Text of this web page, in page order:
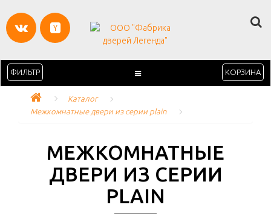
ФИЛЬТР КОРЗИНА
Каталог
Межкомнатные двери из серии plain
МЕЖКОМНАТНЫЕ
ДВЕРИ ИЗ СЕРИИ
PLAIN